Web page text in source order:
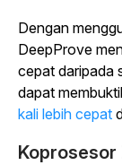
Dengan
DeepProve
cepat daripada
dapat
kali lebih cepat
Koprosesor